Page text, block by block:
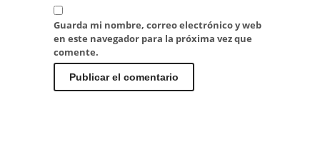
Guarda mi nombre, correo electrónico y web
en este navegador para la próxima vez que
comente.